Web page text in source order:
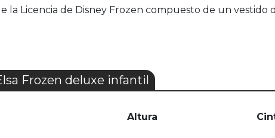
la Licencia de Disney Frozen compuesto de un
Frozen deluxe infantil
Altura